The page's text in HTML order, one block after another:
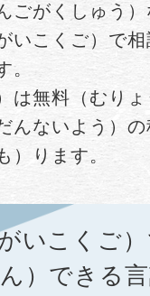
ごがくしゅう
いこくご）で
。
は無料（むり
んないよう）
）ります。
いこくご
）できる